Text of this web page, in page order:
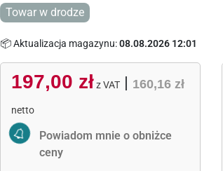
Towar w drodze
📦 Aktualizacja magazynu:08.08.2026 12:01
197,00 zł z VAT| 160,16 zł
netto
Activate Price Alert
Powiadom mnie o obniżce
ceny